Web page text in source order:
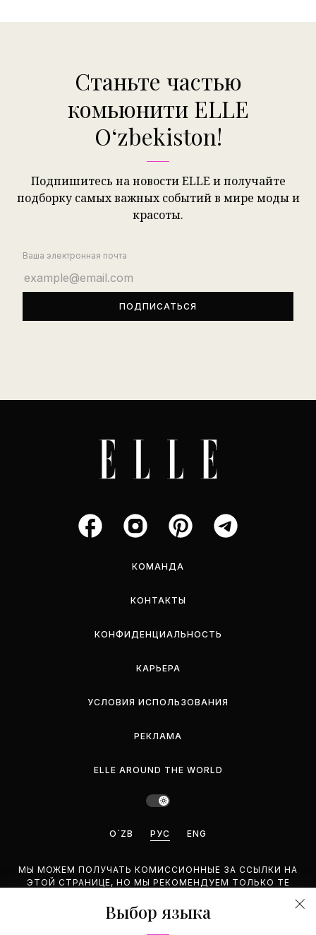
Станьте частью
комьюнити ELLE
Oʻzbekiston!
Подпишитесь на новости ELLE и получайте
подборку самых важных событий в мире моды и
красоты.
Ваша электронная почта
КОМАНДА
КОНТАКТЫ
КОНФИДЕНЦИАЛЬНОСТЬ
КАРЬЕРА
УСЛОВИЯ ИСПОЛЬЗОВАНИЯ
РЕКЛАМА
ELLE AROUND THE WORLD
O`ZB РУС ENG
МЫ МОЖЕМ ПОЛУЧАТЬ КОМИССИОННЫЕ ЗА ССЫЛКИ НА
ЭТОЙ СТРАНИЦЕ, НО МЫ РЕКОМЕНДУЕМ ТОЛЬКО ТЕ
©2026 GEMINA PUBLISHING LLC. BCE ПРАВА ЗАЩИЩЕНЫ.
Выбор языка